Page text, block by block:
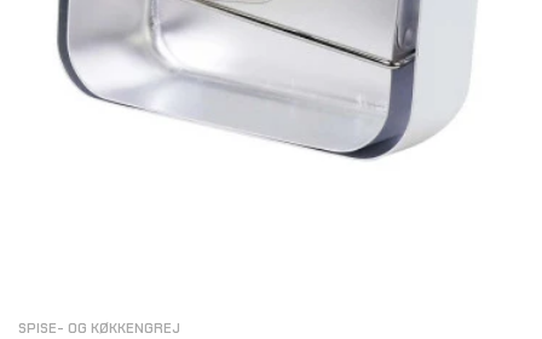
SPISE- OG KØKKENGREJ